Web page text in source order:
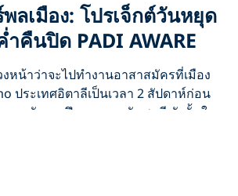
ลเมือง: โปรเจ็กต์วันหยุด
คืนปิด PADI AWARE
หน้าว่าจะไปทำงานอาสาสมัครที่เมือง
ประเทศอิตาลีเป็นเวลา 2 สัปดาห์ก่อน
หมาะกับการฝึกงานของฉันพอดี ดังนั้นใน